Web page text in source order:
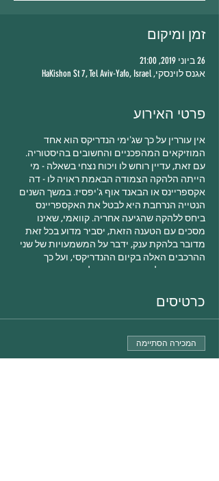
זמן ומיקום
26 ביוני 2019, 21:00
אגנס לוינסקי, HaKishon St 7, Tel Aviv-Yafo, Israel
פרטי האירוע
אין עוררין על כך שג'ימי הנדריקס הוא אחד
המוזיקאים המהפכניים והחשובים בהיסטוריה.
עם זאת, עדיין רוחש לו ויכוח נצחי בשאלה - מי
הייתה הלהקה הצמודה הבאמת ראויה לו - דה
אקספריינס או הבאנד אוף ג'יפסיז. במשך השנים
הנטייה הנרחבת היא לבטל את האקספריינס
ביחס ללהקה שהגיעה אחריה. קוואמי, שאינו
מסכים עם הטענה הזאת, יסביר מדוע בכל זאת
מדובר בלהקת ענק, ידבר על המשמעויות של שני
ההרכבים האלה בקיום ההנדריקסי, ועל כך
שבעצם אין לנו באמת סיבות לריב.
כרטיסים
המכירה הסתיימה